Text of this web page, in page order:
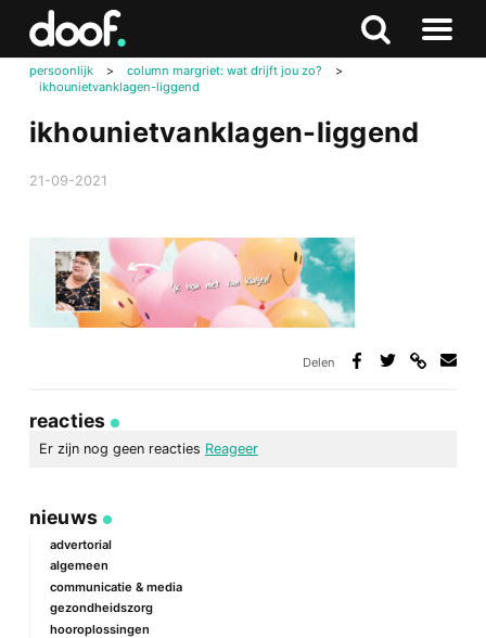
Zoeken
Naar
persoonlijk > column margriet: wat drijft jou zo?
>
ikhounietvanklagen-liggend
ikhounietvanklagen-liggend
21-09-2021
Delen
reacties
Er zijn nog geen reacties Reageer
Je e-mailadres wordt niet gepubliceerd.
gemarkeerd met
*
nieuws
advertorial
algemeen
communicatie & media
gezondheidszorg
hooroplossingen
Doof.nl
Zoeken